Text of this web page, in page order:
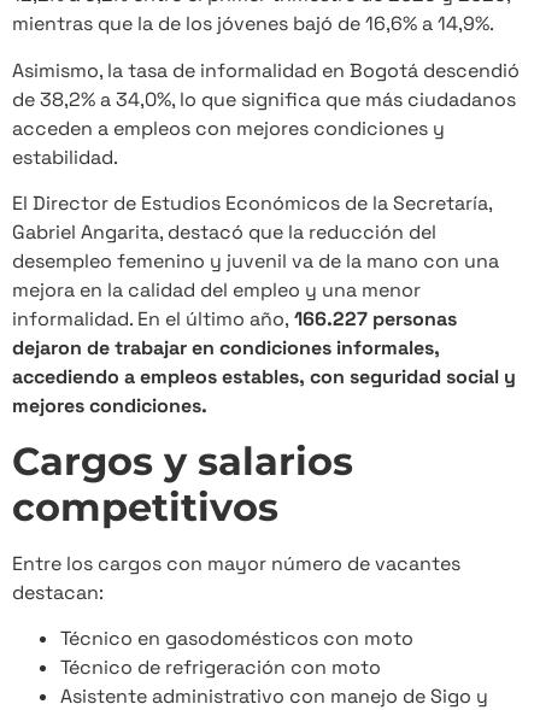
mientras que la de los jóvenes bajó de 16,6% a 14,9%.
Asimismo, la tasa de informalidad en Bogotá descendió
de 38,2% a 34,0%, lo que significa que más ciudadanos
acceden a empleos con mejores condiciones y
estabilidad.
El Director de Estudios Económicos de la Secretaría,
Gabriel Angarita, destacó que la reducción del
desempleo femenino y juvenil va de la mano con una
mejora en la calidad del empleo y una menor
informalidad. En el último año, 166.227 personas
dejaron de trabajar en condiciones informales,
accediendo a empleos estables, con seguridad social y
mejores condiciones.
Cargos y salarios
competitivos
Entre los cargos con mayor número de vacantes
destacan:
Técnico en gasodomésticos con moto
Técnico de refrigeración con moto
Asistente administrativo con manejo de Sigo y